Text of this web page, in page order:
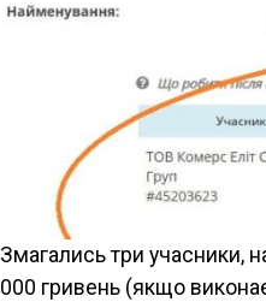
Змагались три учасники,
000 гривень (якщо